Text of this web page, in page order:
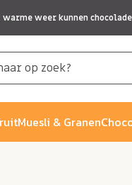
warme weer kunnen
Muesli & Granen